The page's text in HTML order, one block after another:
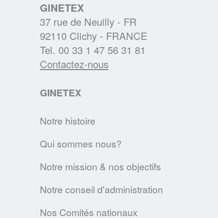
BREXIT : L'IMPACT SUR L'ETIQUETAGE
Les régles d'étiquetage des textiles
changent au 1er janvier 2021. Voici les
Textile & Fashion Care Awards 2023: Les
candidatures sont ouvertes !
textile de demain
EN SAVOIR PLUS
GINETEX
37 rue de Neuilly - FR
92110 Clichy - FRANCE
Tel. 00 33 1 47 56 31 81
Contactez-nous
GINETEX
Notre histoire
Qui sommes nous?
Notre mission & nos objectifs
Notre conseil d'administration
Nos Comités nationaux